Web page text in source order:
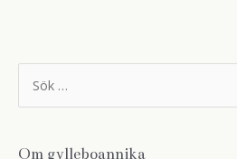
e
Om gylleboannika